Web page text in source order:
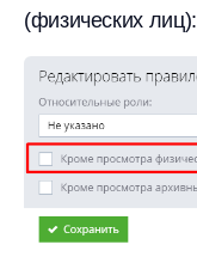
(физических лиц):